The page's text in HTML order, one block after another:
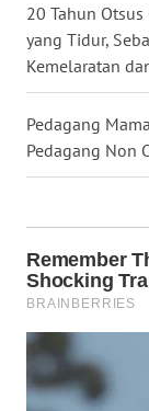
20 Tahun
yang Tidur,
Kemelaratan
Pedagang
Pedagang Non
WN
SULSEL
GORONTALO
WN
MALUKU
WN
MALUT